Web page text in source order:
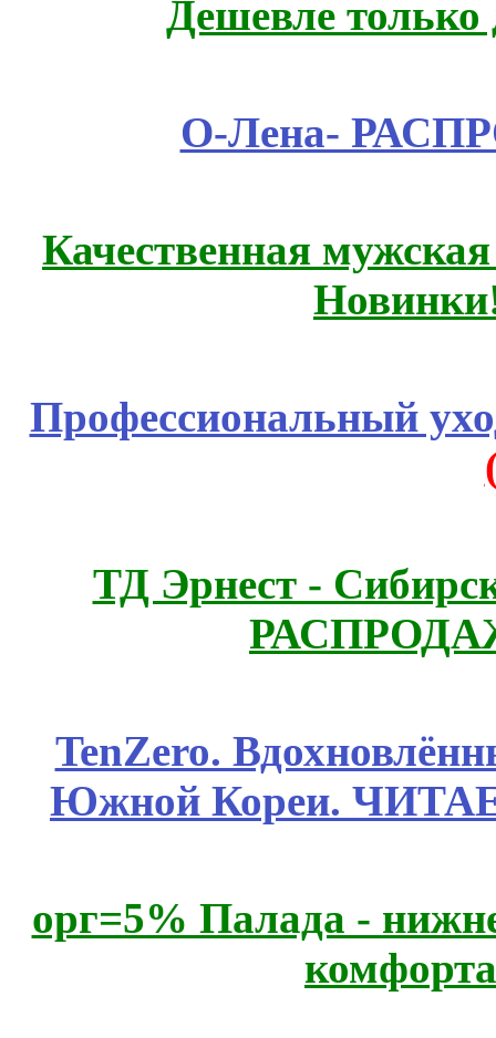
Дешевле
О-Лена-
Качественная
Профессиональный
ТД Эрнест -
TenZero.
Южной Кореи.
орг=5% Палада -